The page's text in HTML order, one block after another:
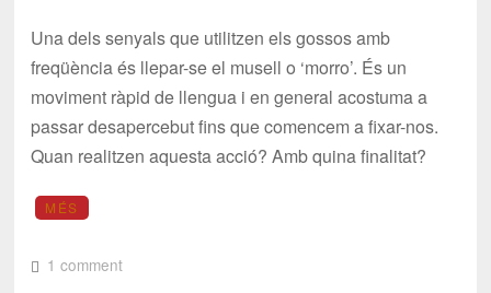
Una dels senyals que utilitzen els gossos amb
freqüència és llepar-se el musell o ‘morro’. És un
moviment ràpid de llengua i en general acostuma a
passar desapercebut fins que comencem a fixar-nos.
Quan realitzen aquesta acció? Amb quina finalitat?
MÉS
1 comment